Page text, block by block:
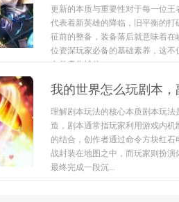
更新的本质与重要性对于每一位
代表着新英雄的降临，旧平衡的
征前的整备，装备落后就意味着
位资深玩家必备的基础素养，这
友并肩作战的...
我的世界怎么玩剧本
理解剧本玩法的核心本质剧本玩
造，剧本通常指玩家利用游戏内
的结合，创作者通过命令方块红
战封装在地图之中，而玩家则扮
最终完成一段沉...